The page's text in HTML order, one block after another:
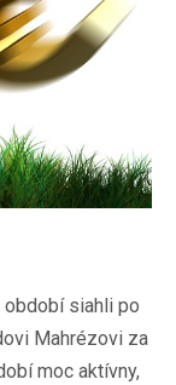
siahli po
Mahrézovi za
moc aktívny,